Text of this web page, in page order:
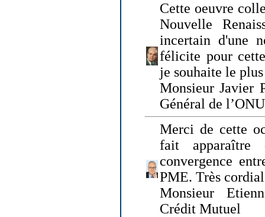
Cette oeuvre
Nouvelle
incertain d'une
félicite pour
je souhaite le
Monsieur Javier
Général de
Merci de cette
fait apparaître
convergence
PME. Très
Monsieur
Crédit Mutuel